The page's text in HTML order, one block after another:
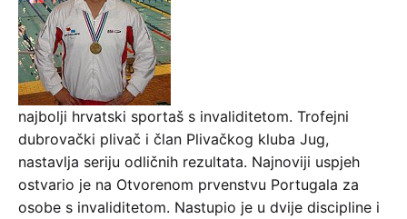
najbolji hrvatski sportaš s invaliditetom. Trofejni
dubrovački plivač i član Plivačkog kluba Jug,
nastavlja seriju odličnih rezultata. Najnoviji uspjeh
ostvario je na Otvorenom prvenstvu Portugala za
osobe s invaliditetom. Nastupio je u dvije discipline i